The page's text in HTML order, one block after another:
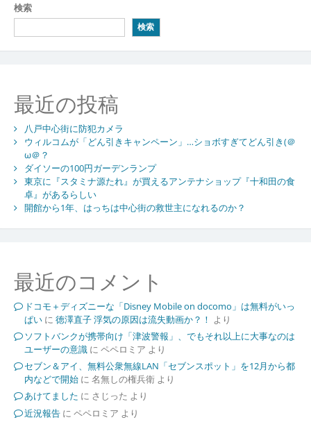
検索
検索
最近の投稿
八戸中心街に防犯カメラ
ウィルコムが「どん引きキャンペーン」…ショボすぎてどん引き(＠
ω＠？
ダイソーの100円ガーデンランプ
東京に『スタミナ源たれ』が買えるアンテナショップ『十和田の食
卓』があるらしい
開館から1年、はっちは中心街の救世主になれるのか？
最近のコメント
ドコモ＋ディズニーな「Disney Mobile on docomo」は無料がいっ
ぱいに 徳澤直子 浮気の原因は流失動画か？！ より
ソフトバンクが携帯向け「津波警報」、でもそれ以上に大事なのは
ユーザーの意識に ペペロミア より
セブン＆アイ、無料公衆無線LAN「セブンスポット」を12月から都
内などで開始に 名無しの権兵衛より
あけてました に さじった より
近況報告に ペペロミア より